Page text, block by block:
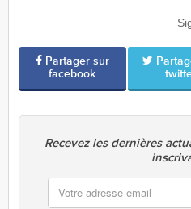
Partager sur
facebook
Recevez les dernières